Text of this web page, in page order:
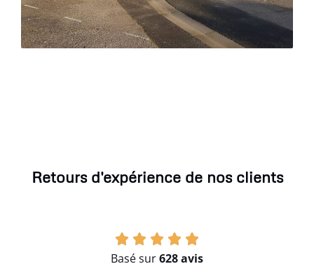
Retours d'expérience de nos clients
Basé sur628 avis